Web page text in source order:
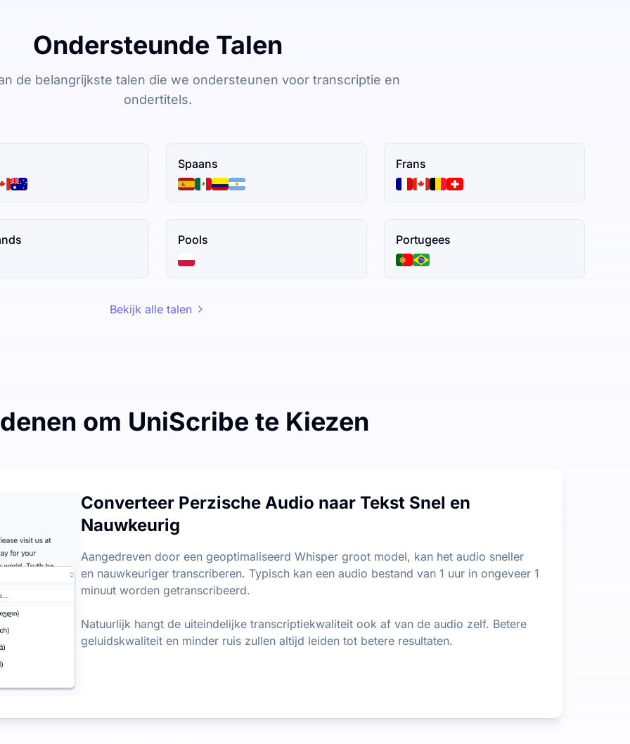
Ondersteunde Talen
de belangrijkste talen die we ondersteunen voor transcriptie en
ondertitels.
Spaans Frans
Pools Portugees
Bekijk alle talen
om UniScribe te Kiezen
met een dagelijkse limiet van 3 bestanden. Er zijn geen beperkingen op de lengte of grootte van
kernpunten uit audio- en videobestanden, zodat u snel de belangrijkste informatie uit lange inhoud kunt
Converteer Perzische Audio naar Tekst Snel en
Nauwkeurig
Aangedreven door een geoptimaliseerd Whisper groot model, kan het audio sneller
en nauwkeuriger transcriberen. Typisch kan een audio bestand van 1 uur in ongeveer 1
minuut worden getranscribeerd.
Natuurlijk hangt de uiteindelijke transcriptiekwaliteit ook af van de audio zelf. Betere
geluidskwaliteit en minder ruis zullen altijd leiden tot betere resultaten.